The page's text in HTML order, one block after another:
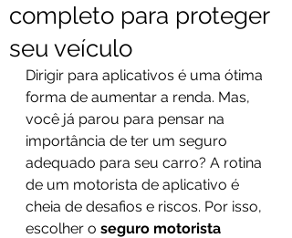
completo para proteger
seu veículo
Dirigir para aplicativos é uma ótima
forma de aumentar a renda. Mas,
você já parou para pensar na
importância de ter um seguro
adequado para seu carro? A rotina
de um motorista de aplicativo é
cheia de desafios e riscos. Por isso,
escolher o seguro motorista